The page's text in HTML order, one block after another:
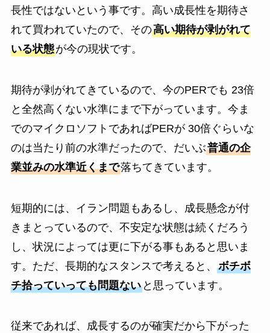
長性ではないという事です。高い成長性を期待さ
れて買われていたので、その高い期待が剥がれて
いる状態が今の現状です。
期待が剥がれてきているので、今のPERでも 23倍
と全然高くない水準にまで下がっています。今ま
でのマイクロソフトであればPERが 30倍ぐらいな
のは当たり前の水準だったので、だいぶ普通の企
業並みの水準近くまで落ちてきています。
短期的には、イラン問題もあるし、成長懸念が付
きまとっているので、不安定な状態は続くだろう
し、状況によっては更に下がる事もあると思いま
す。ただ、長期的なスタンスで考えると、 ボチボ
チ拾っていっても問題ないと思っています。
従来であれば、成長するのが確実だから下がった